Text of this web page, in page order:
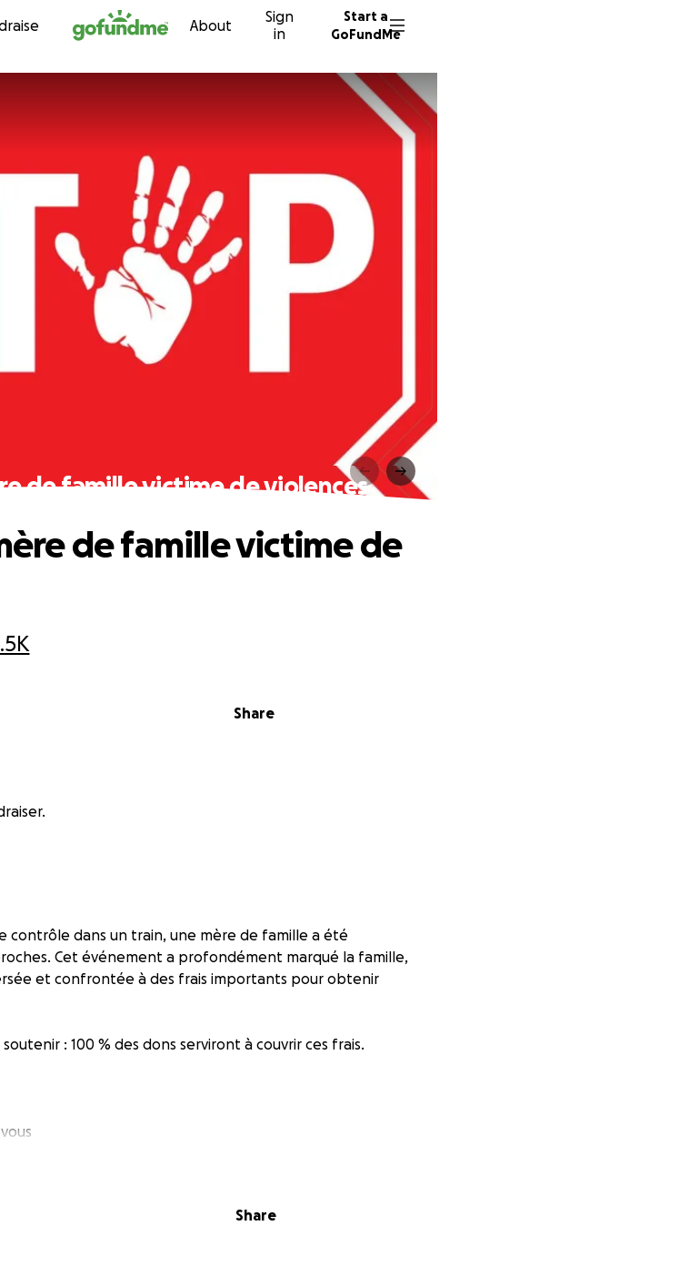
Skip to content About
Sign
in
Start a
GoFundMe
de famille victime de violences
Share
de famille victime de
contrôle dans un train, une mère de famille a été
Cet événement a profondément marqué la famille,
et confrontée à des frais importants pour obtenir
: 100 % des dons serviront à couvrir ces frais.
Share